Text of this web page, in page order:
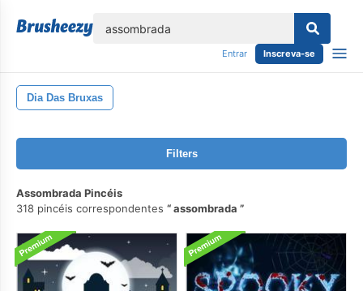
Entrar Inscreva-se
Dia Das Bruxas
Filters
Assombrada Pincéis
318 pincéis correspondentes
assombrada